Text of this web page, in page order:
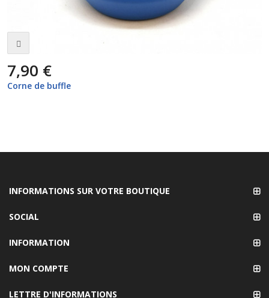
7,90 €
Corne de buffle
INFORMATIONS SUR VOTRE BOUTIQUE
SOCIAL
INFORMATION
MON COMPTE
LETTRE D'INFORMATIONS